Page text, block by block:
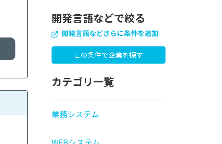
開発言語などで絞る
開発言語などさらに条件を追加
カテゴリ一覧
業務システム